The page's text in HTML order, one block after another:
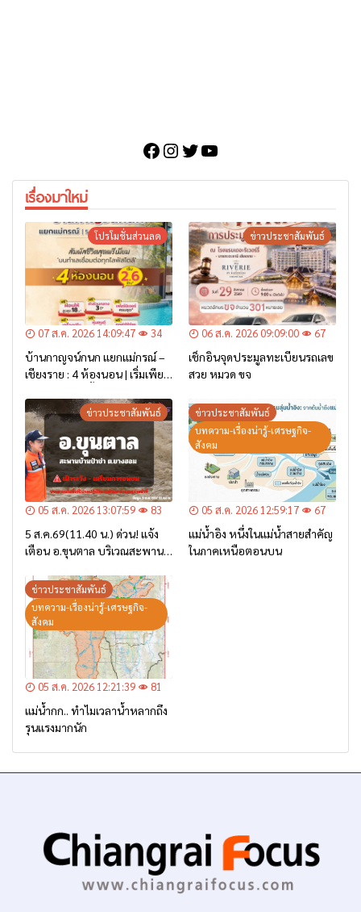
Facebook
Instagram
Twitter
YouTube
เรื่องมาใหม่
โปรโมชั่นส่วนลด
07 ส.ค. 2026 14:09:47 34
บ้านกาญจน์กนก แยกแม่กรณ์ –
เชียงราย : 4 ห้องนอน | เริ่มเพียง
ข่าวประชาสัมพันธ์
06 ส.ค. 2026 09:09:00 67
เช็กอินจุดประมูลทะเบียนรถเลข
สวย หมวด ขจ
ข่าวประชาสัมพันธ์
05 ส.ค. 2026 13:07:59 83
5 ส.ค.69(11.40 น.) ด่วน! แจ้ง
เตือน อ.ขุนตาล บริเวณสะพาน
– เตรียมการอพยพ”
ข่าวประชาสัมพันธ์
บทความ-เรื่องน่ารู้-เศรษฐกิจ-
สังคม
05 ส.ค. 2026 12:59:17 67
แม่น้ำอิง หนึ่งในแม่น้ำสายสำคัญ
ในภาคเหนือตอนบน
ข่าวประชาสัมพันธ์
บทความ-เรื่องน่ารู้-เศรษฐกิจ-
สังคม
05 ส.ค. 2026 12:21:39 81
แม่น้ำกก.. ทำไมเวลาน้ำหลากถึง
รุนแรงมากนัก